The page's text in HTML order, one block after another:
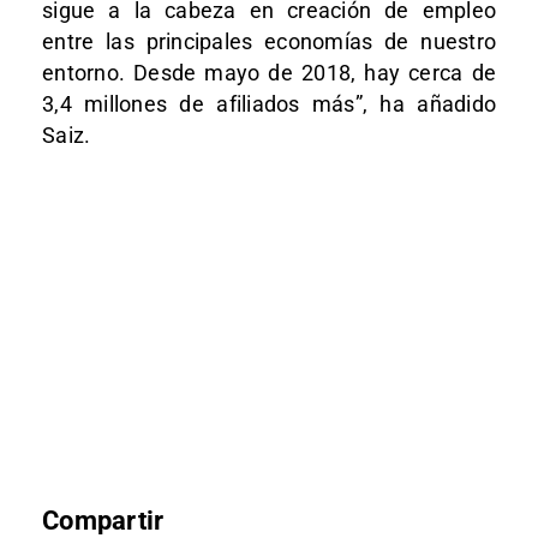
sigue a la cabeza en creación de empleo
entre las principales economías de nuestro
entorno. Desde mayo de 2018, hay cerca de
3,4 millones de afiliados más”, ha añadido
Saiz.
Compartir